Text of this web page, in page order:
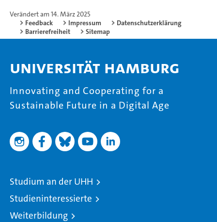
Verändert am 14. März 2025
Feedback
Impressum
Datenschutzerklärung
Barrierefreiheit
Sitemap
Universität Hamburg
Innovating and Cooperating for a
Sustainable Future in a Digital Age
Studium an der UHH
Studieninteressierte
Weiterbildung